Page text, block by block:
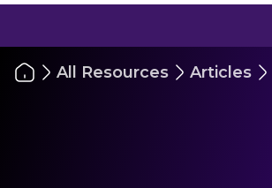
All Resources Articles